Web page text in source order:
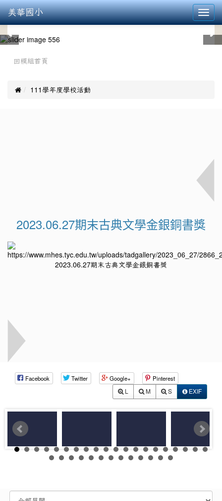
美華國小
回模組首頁
 111學年度學校活動
2023.06.27期末古典文學金銀銅書獎
Facebook Twitter Google+ Pinterest
L M S EXIF